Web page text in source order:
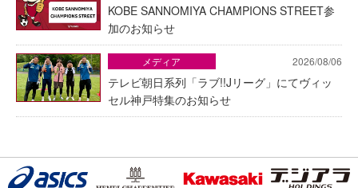
KOBE SANNOMIYA CHAMPIONS STREET参
加のお知らせ
2026/08/06
テレビ朝日系列「ラブ!!Jリーグ」にてヴィッ
セル神戸特集のお知らせ
メディア